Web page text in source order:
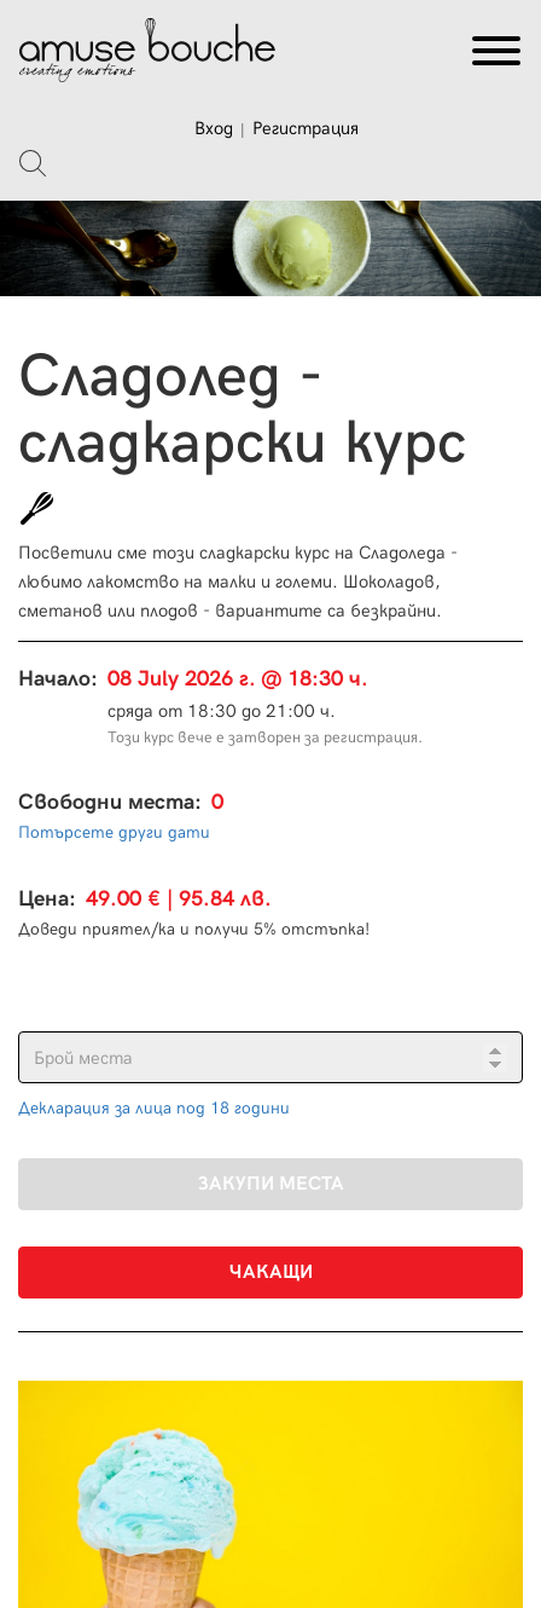
Вход Регистрация
Сладолед -
сладкарски курс
Посветили сме този сладкарски курс на Сладоледа -
любимо лакомство на малки и големи. Шоколадов,
сметанов или плодов - вариантите са безкрайни.
Начало: 08 July 2026 г. @ 18:30 ч.
сряда от 18:30 до 21:00 ч.
Този курс вече е затворен за регистрация.
Свободни места: 0
Потърсете други дати
Цена: 49.00 € | 95.84 лв.
Доведи приятел/ка и получи 5% отстъпка!
Декларация за лица под 18 години
ЧАКАЩИ